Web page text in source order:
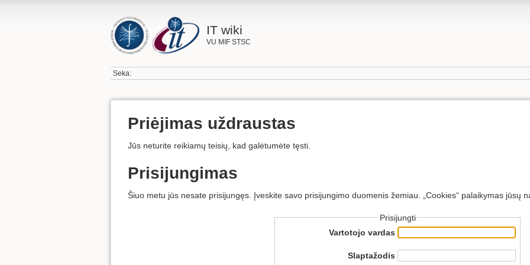
IT wiki
VU MIF STSC
Seka:
Priėjimas uždraustas
Jūs neturite reikiamų teisių, kad galėtumėte tęsti.
Prisijungimas
Šiuo metu jūs nesate prisijungęs. Įveskite savo prisijungimo duomenis žemiau. „Cookies“ palaikymas jūsų
Prisijungti
Vartotojo vardas
Slaptažodis